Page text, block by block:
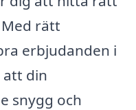
rätt
erbjudanden i
att din
snygg och